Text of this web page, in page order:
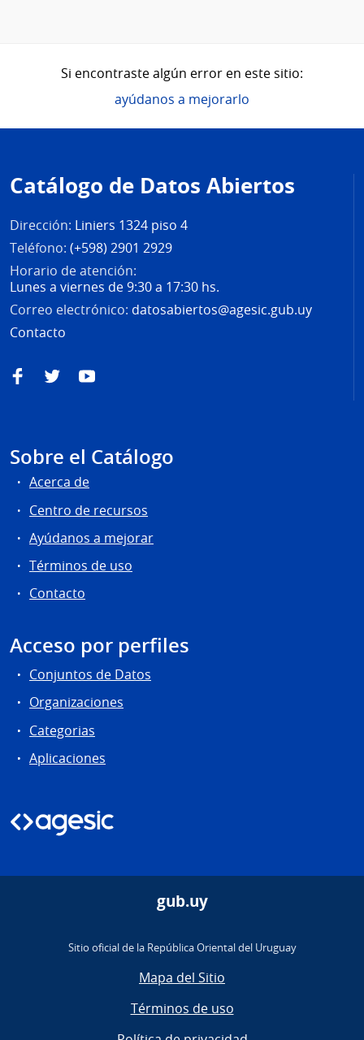
Si encontraste algún error en este sitio:
ayúdanos a mejorarlo
de
página
Catálogo de Datos Abiertos
Dirección: Liniers 1324 piso 4
Teléfono: (+598) 2901 2929
Horario de atención:
Lunes a viernes de 9:30 a 17:30 hs.
Correo electrónico: datosabiertos@agesic.gub.uy
Contacto
FacebookTwitterYouTube
Sobre el Catálogo
Acerca de
Centro de recursos
Ayúdanos a mejorar
Términos de uso
Contacto
Acceso por perfiles
Conjuntos de Datos
Organizaciones
Categorias
Aplicaciones
gub.uy
Sitio oficial de la República Oriental del Uruguay
Mapa del Sitio
Términos de uso